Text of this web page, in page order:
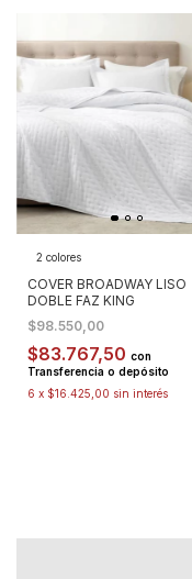
2 colores
COVER BROADWAY LISO
DOBLE FAZ KING
$98.550,00
$83.767,50 con
Transferencia o depósito
6 x $16.425,00 sin interés